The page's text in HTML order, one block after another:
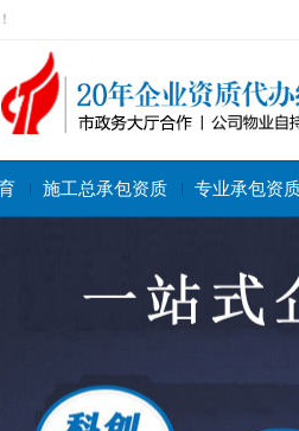
施工总承包资质 专业承包资
专业承包资质 施工劳务资质